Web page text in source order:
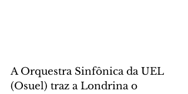
A Orquestra Sinfônica da UEL
(Osuel) traz a Londrina o